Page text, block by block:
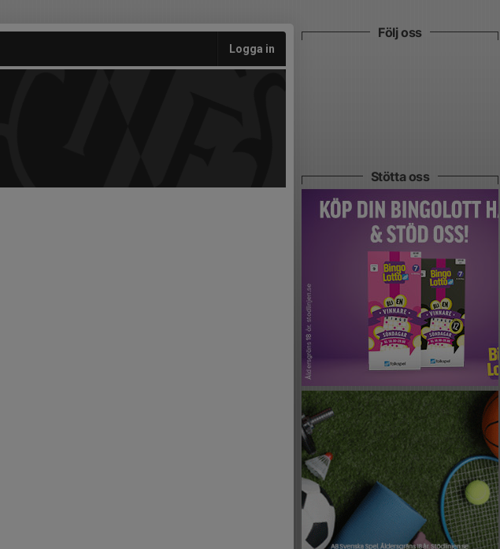
Logga in
Följ oss
Stötta oss